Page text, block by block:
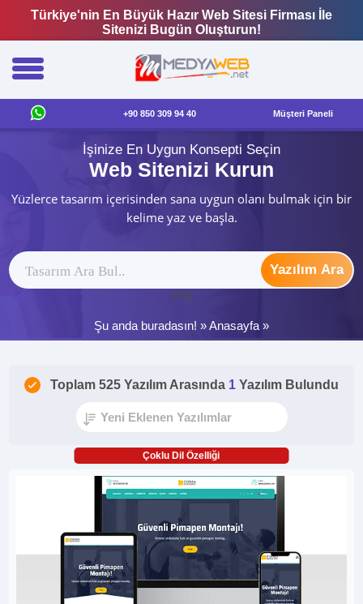
Türkiye'nin En Büyük Hazır Web Sitesi Firması İle
Sitenizi Bugün Oluşturun!
+90 850 309 94 40 Müşteri Paneli
İşinize En Uygun Konsepti Seçin
Web Sitenizi Kurun
Yüzlerce tasarım içerisinden sana uygun olanı bulmak için bir
kelime yaz ve başla.
Yazılım Ara
ytag
Şu anda buradasın! »Anasayfa »
Toplam 525 Yazılım Arasında 1 Yazılım Bulundu
Çoklu Dil Özelliği